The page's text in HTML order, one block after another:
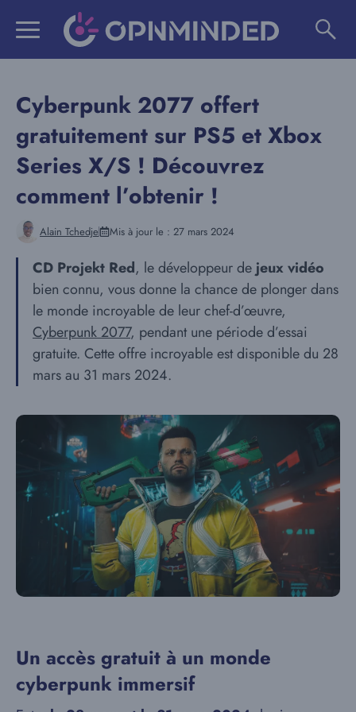
Cyberpunk 2077 offert
gratuitement sur PS5 et Xbox
Series X/S ! Découvrez
comment l’obtenir !
Alain Tchedje Mis à jour le : 27 mars 2024
CD Projekt Red, le développeur de jeux vidéo
bien connu, vous donne la chance de plonger dans
le monde incroyable de leur chef-d’œuvre,
Cyberpunk 2077, pendant une période d’essai
gratuite. Cette offre incroyable est disponible du 28
mars au 31 mars 2024.
Un accès gratuit à un monde
cyberpunk immersif